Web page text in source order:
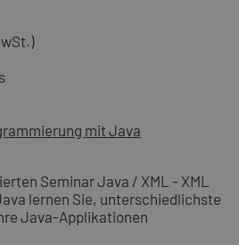
mit Java
Seminar Java / XML - XML
lernen Sie, unterschiedlichste
Java-Applikationen